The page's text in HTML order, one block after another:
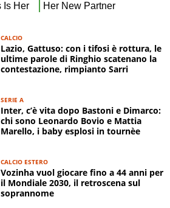
CALCIO
Lazio, Gattuso: con i tifosi è rottura, le
ultime parole di Ringhio scatenano la
contestazione, rimpianto Sarri
SERIE A
Inter, c’è vita dopo Bastoni e Dimarco:
chi sono Leonardo Bovio e Mattia
Marello, i baby esplosi in tournèe
CALCIO ESTERO
Vozinha vuol giocare fino a 44 anni per
il Mondiale 2030, il retroscena sul
soprannome